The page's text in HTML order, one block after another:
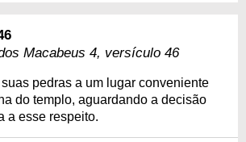
Macabeus 4, versículo 46
pedras a um lugar conveniente
do templo, aguardando a decisão
a esse respeito.